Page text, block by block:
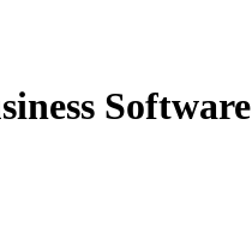
Software